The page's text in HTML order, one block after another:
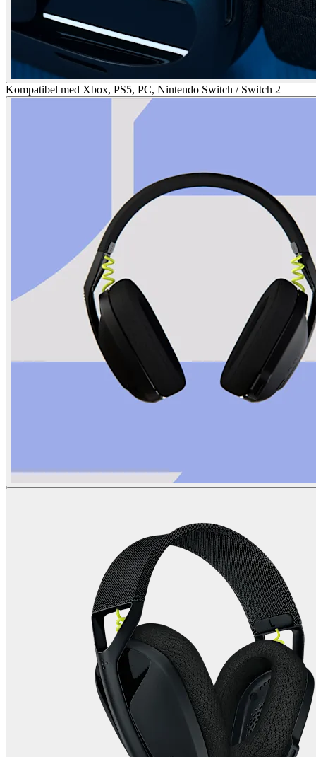
Kompatibel med Xbox, PS5, PC, Nintendo Switch / Switch 2